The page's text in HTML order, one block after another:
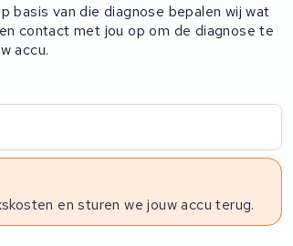
basis van die diagnose bepalen wij wat
contact met jou op om de diagnose te
accu.
en sturen we jouw accu terug.